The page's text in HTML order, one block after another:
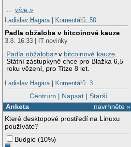
…více »
Ladislav Hagara| Komentářů: 50
Padla obžaloba v bitcoinové kauze
3.8. 16:33 | IT novinky
Padla obžaloba
v bitcoinové kauze.
Státní zástupkyně chce pro Blažka 6,5
roku vězení, pro Titze 8 let.
Ladislav Hagara| Komentářů: 3
Centrum | Napsat| Starší
navrhněte »
Anketa
Které desktopové prostředí na Linuxu
používáte?
Budgie (10%)